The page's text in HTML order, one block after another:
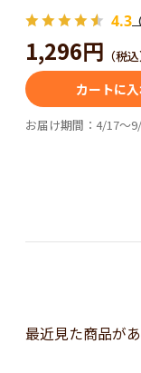
4.3
1,296円 （税
カートに
お届け期間：4/17～
最近見た商品が